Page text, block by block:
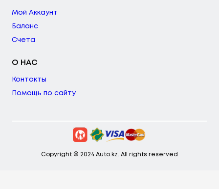
Мой Аккаунт
Баланс
Счета
О НАС
Контакты
Помощь по сайту
Copyright © 2024 Auto.kz. All rights reserved